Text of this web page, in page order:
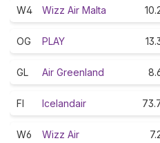
W4 Wizz Air Malta
OG PLAY
GL Air Greenland
FI Icelandair
W6 Wizz Air